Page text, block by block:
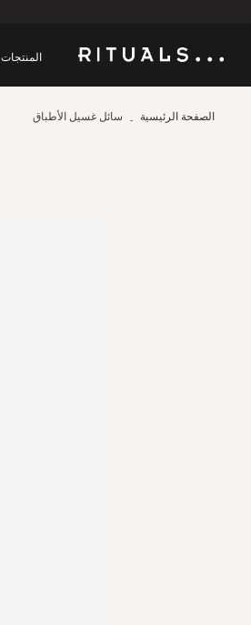
المنتجات
الصفحة الرئيسية سائل غسيل الأطباق